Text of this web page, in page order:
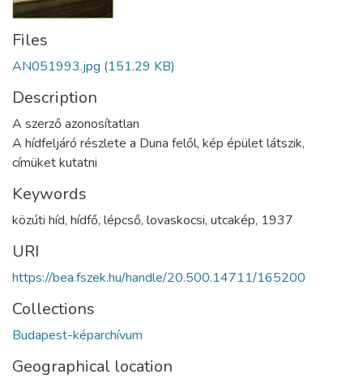
Files
AN051993.jpg (151.29 KB)
Description
A szerző azonosítatlan
A hídfeljáró részlete a Duna felől, kép épület látszik,
címüket kutatni
Keywords
közúti híd, hídfő, lépcső, lovaskocsi, utcakép, 1937
URI
https://bea.fszek.hu/handle/20.500.14711/165200
Collections
Budapest-képarchívum
Geographical location